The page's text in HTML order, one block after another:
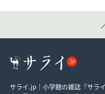
サライ.jp｜小学館の雑誌『サラ